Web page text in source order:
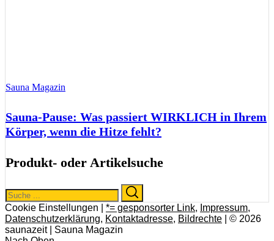
Sauna Magazin
Sauna-Pause: Was passiert WIRKLICH in Ihrem
Körper, wenn die Hitze fehlt?
Produkt- oder Artikelsuche
Search
for:
Cookie Einstellungen | *= gesponsorter Link, Impressum,
Datenschutzerklärung, Kontaktadresse, Bildrechte | © 2026
saunazeit | Sauna Magazin